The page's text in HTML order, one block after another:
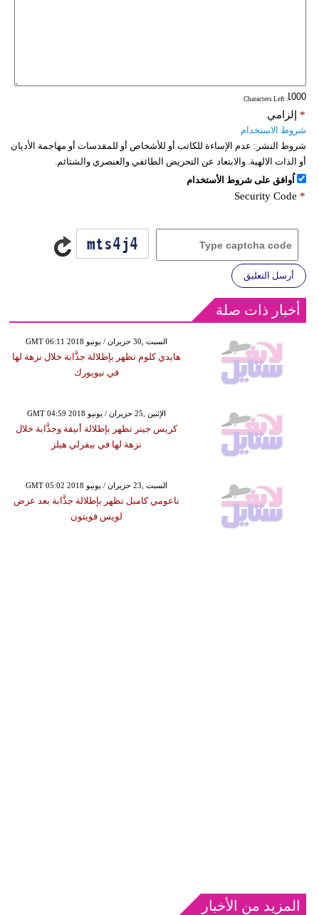
: Characters Left
إلزامي *
شروط الاستخدام
شروط النشر: عدم الإساءة للكاتب أو للأشخاص أو للمقدسات أو مهاجمة الأديان
أو الذات الالهية. والابتعاد عن التحريض الطائفي والعنصري والشتائم.
اُوافق على شروط الأستخدام
Security Code *
أرسل التعليق
أخبار ذات صلة
GMT 06:11 2018 السبت ,30 حزيران / يونيو
هايدي كلوم تظهر بإطلالة جذَّابة خلال نزهة لها
في نيويورك
GMT 04:59 2018 الإثنين ,25 حزيران / يونيو
كريس جينر تظهر بإطلالة أنيقة وجذَّابة خلال
نزهة لها في بيفرلي هيلز
GMT 05:02 2018 السبت ,23 حزيران / يونيو
ناعومي كامبل تظهر بإطلالة جذَّابة بعد عرض
لويس فويتون
المزيد من الأخبار